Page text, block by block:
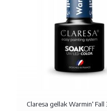
Claresa gellak Warmin‘ Fall